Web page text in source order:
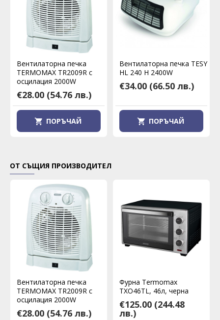
Вентилаторна печка
TERMOMAX TR2009R с
осцилация 2000W
€28.00 (54.76 лв.)
ПОРЪЧАЙ
Вентилаторна печка TESY
HL 240 H 2400W
€34.00 (66.50 лв.)
ПОРЪЧАЙ
ОТ СЪЩИЯ ПРОИЗВОДИТЕЛ
Вентилаторна печка
TERMOMAX TR2009R с
осцилация 2000W
€28.00 (54.76 лв.)
Фурна Termomax
TXO46TL, 46л, черна
€125.00 (244.48
лв.)